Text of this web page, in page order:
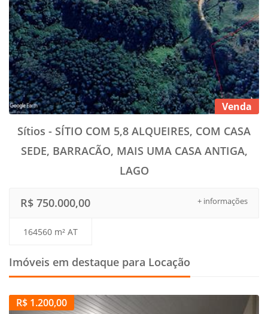
Venda
Sítios - SÍTIO COM 5,8 ALQUEIRES, COM CASA
SEDE, BARRACÃO, MAIS UMA CASA ANTIGA,
LAGO
+ informações
R$ 750.000,00
164560 m² AT
Imóveis em destaque para Locação
R$ 1.200,00